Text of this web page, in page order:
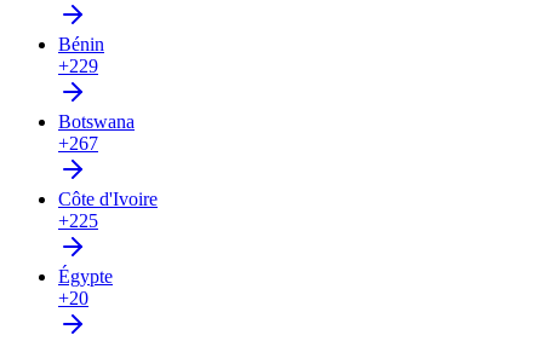
Bénin
+229
Botswana
+267
Côte d'Ivoire
+225
Égypte
+20